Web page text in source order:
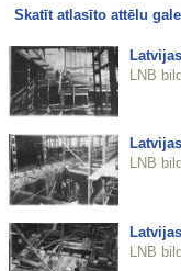
Skatīt atlasīto attēlu
LNB
LNB
LNB